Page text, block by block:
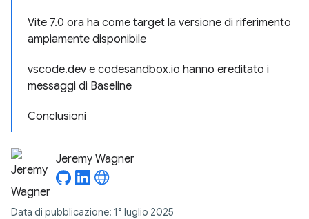
Vite 7.0 ora ha come target la versione di riferimento
ampiamente disponibile
vscode.dev e codesandbox.io hanno ereditato i
messaggi di Baseline
Conclusioni
Jeremy Wagner
Data di pubblicazione: 1° luglio 2025